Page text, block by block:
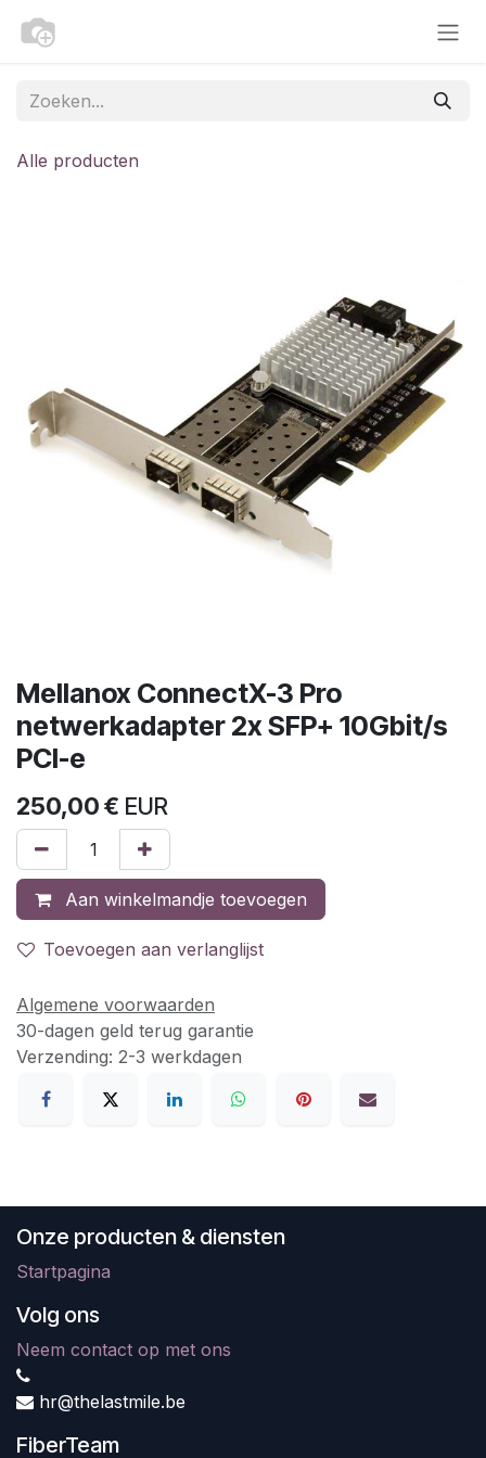
Alle producten
Mellanox ConnectX-3 Pro
netwerkadapter 2x SFP+ 10Gbit/s
PCI-e
250,00€ EUR
Aan winkelmandje toevoegen
Toevoegen aan verlanglijst
Algemene voorwaarden
30-dagen geld terug garantie
Verzending: 2-3 werkdagen
Onze producten & diensten
Startpagina
Volg ons
Neem contact op met ons
hr@thelastmile.be
FiberTeam